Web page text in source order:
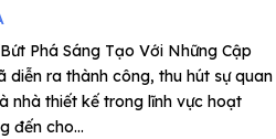
Phá Sáng Tạo Với Những Cập
diễn ra thành công, thu hút sự quan
nhà thiết kế trong lĩnh vực hoạt
đến cho...